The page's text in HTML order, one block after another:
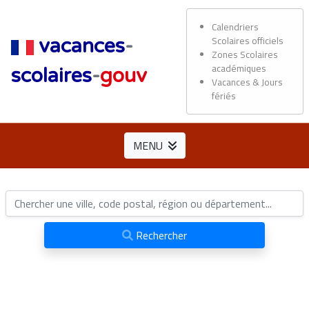
vacances-
scolaires-gouv
Calendriers
Scolaires officiels
Zones Scolaires
académiques
Vacances & Jours
fériés
MENU
Rechercher